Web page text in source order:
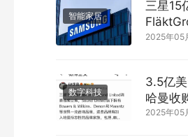
智能家居
三星15
球空调
2025年05
数字科技
3.5亿
哈曼收
2025年05